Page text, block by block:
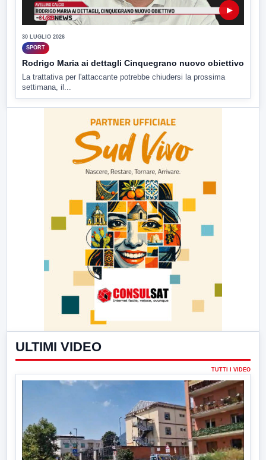
▶
30 LUGLIO 2026
SPORT
Rodrigo Maria ai dettagli Cinquegrano nuovo obiettivo
La trattativa per l'attaccante potrebbe chiudersi la prossima
settimana, il...
ULTIMI VIDEO
TUTTI I VIDEO